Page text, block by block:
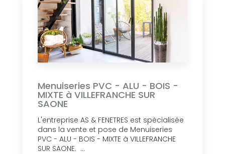
Menuiseries PVC - ALU - BOIS -
MIXTE à VILLEFRANCHE SUR
SAONE
L'entreprise AS & FENETRES est spécialisée
dans la vente et pose de Menuiseries
PVC - ALU - BOIS - MIXTE à VILLEFRANCHE
SUR SAONE. ...